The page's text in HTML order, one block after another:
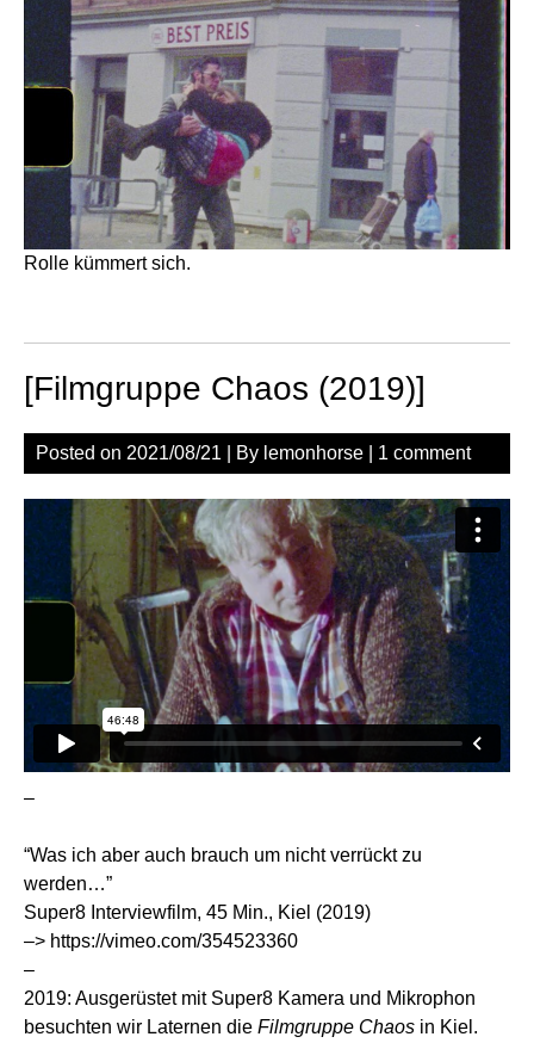
Rolle kümmert sich.
[Filmgruppe Chaos (2019)]
Posted on 2021/08/21 | By lemonhorse 1 comment
–
“Was ich aber auch brauch um nicht verrückt zu
werden…”
Super8 Interviewfilm, 45 Min., Kiel (2019)
–> https://vimeo.com/354523360
–
2019: Ausgerüstet mit Super8 Kamera und Mikrophon
besuchten wir Laternen die Filmgruppe Chaos in Kiel.